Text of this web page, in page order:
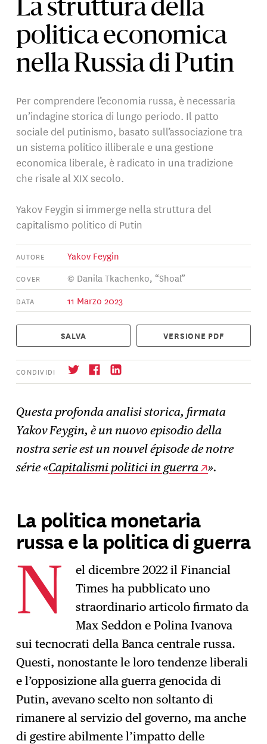
La struttura della
politica economica
nella Russia di Putin
Per comprendere l’economia russa, è necessaria
un’indagine storica di lungo periodo. Il patto
sociale del putinismo, basato sull’associazione tra
un sistema politico illiberale e una gestione
economica liberale, è radicato in una tradizione
che risale al XIX secolo.
Yakov Feygin si immerge nella struttura del
capitalismo politico di Putin
AUTORE Yakov Feygin
COVER © Danila Tkachenko, “Shoal”
DATA 11 Marzo 2023
SALVA VERSIONE PDF
CONDIVIDI
→ Iscrizione
Questa profonda analisi storica, firmata
Yakov Feygin, è un nuovo episodio della
nostra serie est un nouvel épisode de notre
série «Capitalismi politici in guerra ».
La politica monetaria
russa e la politica di guerra
N
el dicembre 2022 il Financial
Times ha pubblicato uno
straordinario articolo firmato da
Max Seddon e Polina Ivanova
sui tecnocrati della Banca centrale russa.
Questi, nonostante le loro tendenze liberali
e l’opposizione alla guerra genocida di
Putin, avevano scelto non soltanto di
rimanere al servizio del governo, ma anche
di gestire abilmente l’impatto delle